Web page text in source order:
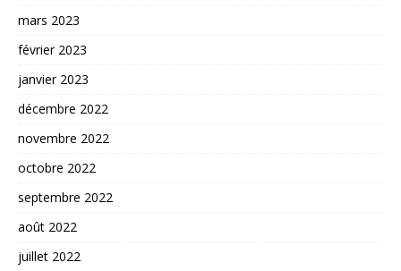
mars 2023
février 2023
janvier 2023
décembre 2022
novembre 2022
octobre 2022
septembre 2022
août 2022
juillet 2022